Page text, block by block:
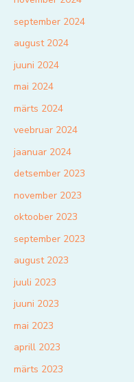
september 2024
august 2024
juuni 2024
mai 2024
märts 2024
veebruar 2024
jaanuar 2024
detsember 2023
november 2023
oktoober 2023
september 2023
august 2023
juuli 2023
juuni 2023
mai 2023
aprill 2023
märts 2023